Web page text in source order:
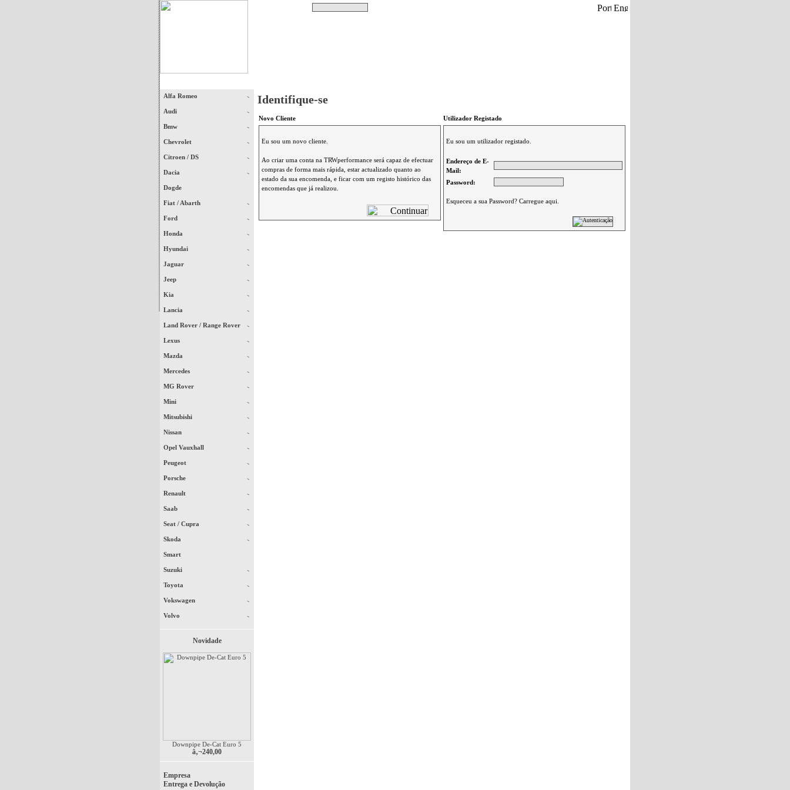
Alfa Romeo
Audi
Bmw
Chevrolet
Citroen / DS
Dacia
Dogde
Fiat / Abarth
Ford
Honda
Hyundai
Jaguar
Jeep
Kia
Lancia
Land Rover / Range Rover
Lexus
Mazda
Mercedes
MG Rover
Mini
Mitsubishi
Nissan
Opel Vauxhall
Peugeot
Porsche
Renault
Saab
Seat / Cupra
Skoda
Smart
Suzuki
Toyota
Vokswagen
Volvo
Novidade
Downpipe De-Cat Euro 5
â‚¬240,00
Empresa
Entrega e Devolução
Identifique-se
Novo Cliente Utilizador Registado
Eu sou um novo cliente.
Ao criar uma conta na TRWperformance será capaz de efectuar
compras de forma mais rápida, estar actualizado quanto ao
estado da sua encomenda, e ficar com um registo histórico das
encomendas que já realizou.
Eu sou um utilizador registado.
Endereço de E-
Mail:
Password:
Esqueceu a sua Password? Carregue aqui.